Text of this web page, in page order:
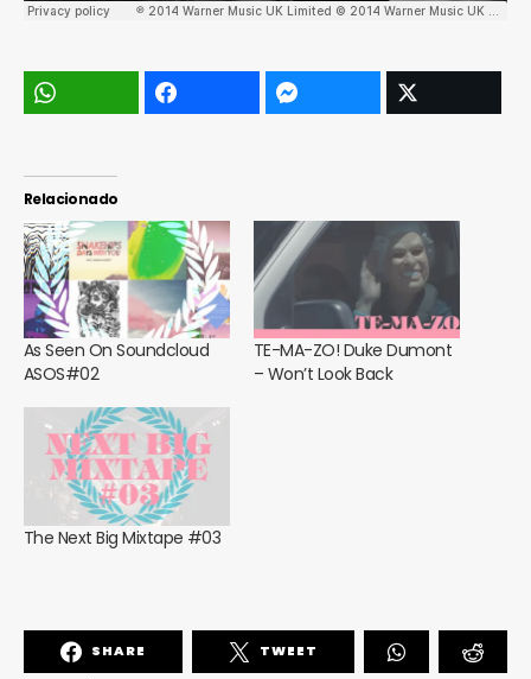
Relacionado
As Seen On Soundcloud
ASOS#02
TE-MA-ZO! Duke Dumont
– Won’t Look Back
The Next Big Mixtape #03
SHARE TWEET